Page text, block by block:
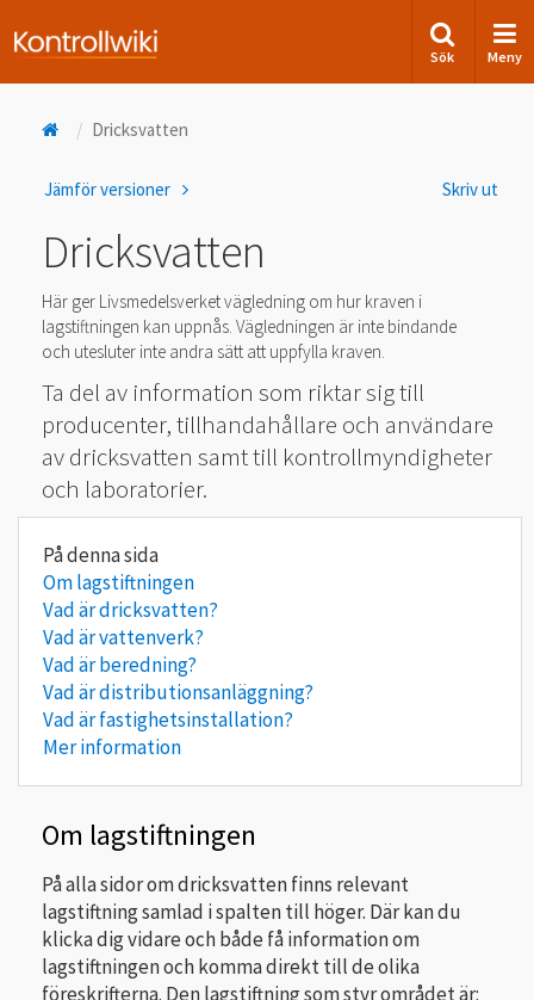
Sök Meny
Dricksvatten
Skriv ut
Jämför versioner
Dricksvatten
Här ger Livsmedelsverket vägledning om hur kraven i
lagstiftningen kan uppnås. Vägledningen är inte bindande
och utesluter inte andra sätt att uppfylla kraven.
Ta del av information som riktar sig till
producenter, tillhandahållare och användare
av dricksvatten samt till kontrollmyndigheter
och laboratorier.
Om lagstiftningen
Vad är dricksvatten?
Vad är vattenverk?
Vad är beredning?
Vad är distributionsanläggning?
Vad är fastighetsinstallation?
Mer information
Om lagstiftningen
På alla sidor om dricksvatten finns relevant
lagstiftning samlad i spalten till höger. Där kan du
klicka dig vidare och både få information om
lagstiftningen och komma direkt till de olika
föreskrifterna. Den lagstiftning som styr området är: